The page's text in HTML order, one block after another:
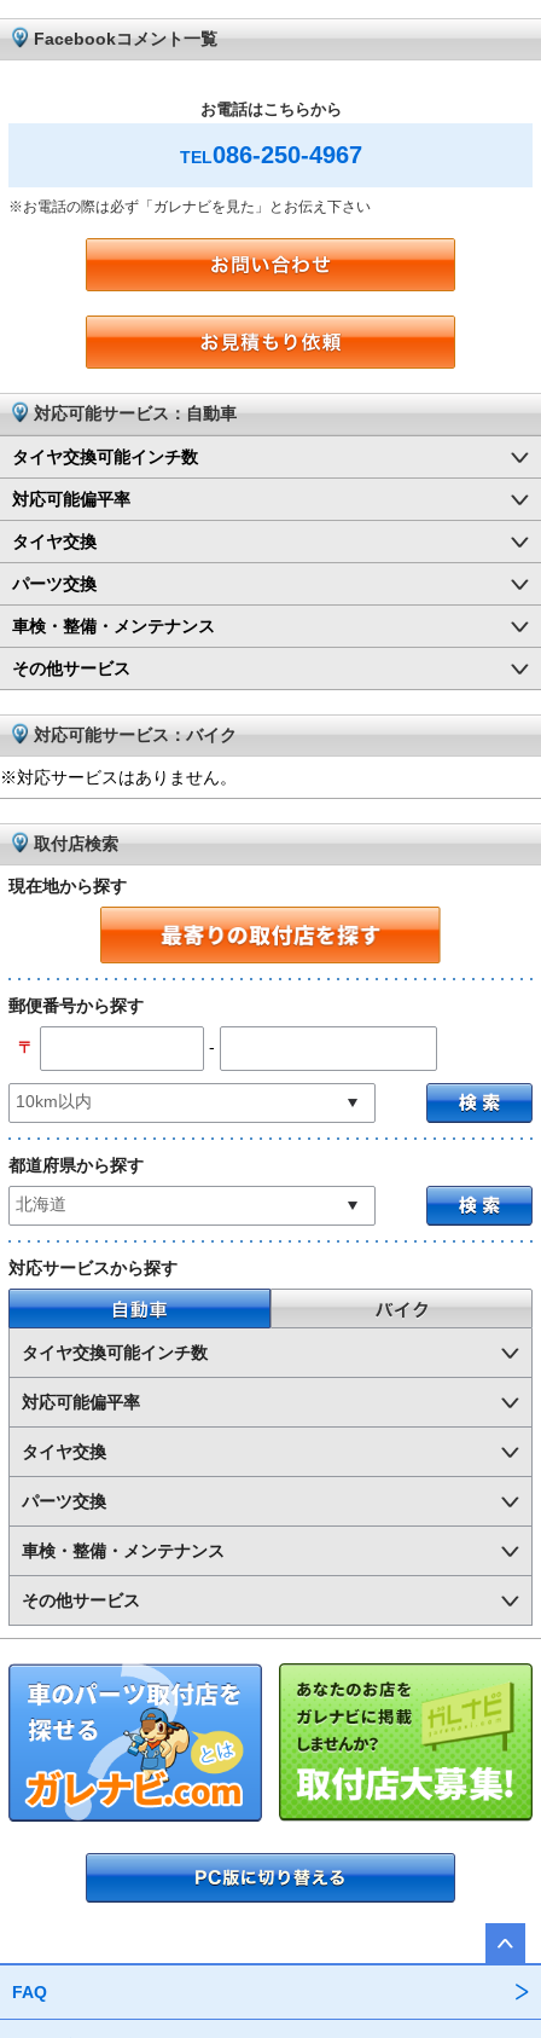
Facebookコメント一覧
お電話はこちらから
TEL086-250-4967
※お電話の際は必ず「ガレナビを見た」とお伝え下さい
対応可能サービス：自動車
タイヤ交換可能インチ数
対応可能偏平率
タイヤ交換
パーツ交換
車検・整備・メンテナンス
その他サービス
対応可能サービス：バイク
※対応サービスはありません。
取付店検索
現在地から探す
郵便番号から探す
〒 -
都道府県から探す
対応サービスから探す
自動車
タイヤ交換可能インチ数
対応可能偏平率
タイヤ交換
パーツ交換
車検・整備・メンテナンス
その他サービス
FAQ